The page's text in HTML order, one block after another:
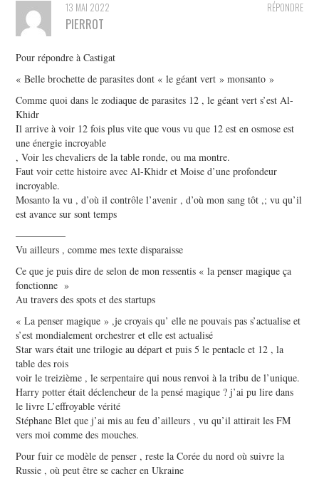
RÉPONDRE
13 MAI 2022
PIERROT
Pour répondre à Castigat
« Belle brochette de parasites dont « le géant vert » monsanto »
Comme quoi dans le zodiaque de parasites 12 , le géant vert s’est Al-
Khidr
Il arrive à voir 12 fois plus vite que vous vu que 12 est en osmose est
une énergie incroyable
, Voir les chevaliers de la table ronde, ou ma montre.
Faut voir cette histoire avec Al-Khidr et Moise d’une profondeur
incroyable.
Mosanto la vu , d’où il contrôle l’avenir , d’où mon sang tôt ,; vu qu’il
est avance sur sont temps
—————
Vu ailleurs , comme mes texte disparaisse
Ce que je puis dire de selon de mon ressentis « la penser magique ça
fonctionne »
Au travers des spots et des startups
« La penser magique » ,je croyais qu’ elle ne pouvais pas s’actualise et
s’est mondialement orchestrer et elle est actualisé
Star wars était une trilogie au départ et puis 5 le pentacle et 12 , la
table des rois
voir le treizième , le serpentaire qui nous renvoi à la tribu de l’unique.
Harry potter était déclencheur de la pensé magique ? j’ai pu lire dans
le livre L’effroyable vérité
Stéphane Blet que j’ai mis au feu d’ailleurs , vu qu’il attirait les FM
vers moi comme des mouches.
Pour fuir ce modèle de penser , reste la Corée du nord où suivre la
Russie , où peut être se cacher en Ukraine